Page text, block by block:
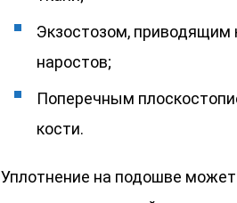
Экзостозом,
наростов;
Поперечным
кости.
Уплотнение на подошве